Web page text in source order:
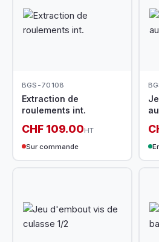
BGS-70108
Extraction de
roulements int.
CHF 109.00HT
Sur commande